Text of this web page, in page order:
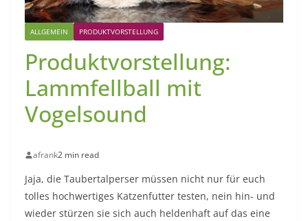
ALLGEMEIN PRODUKTVORSTELLUNG
Produktvorstellung:
Lammfellball mit
Vogelsound
afrank2 min read
Jaja, die Taubertalperser müssen nicht nur für euch
tolles hochwertiges Katzenfutter testen, nein hin- und
wieder stürzen sie sich auch heldenhaft auf das eine